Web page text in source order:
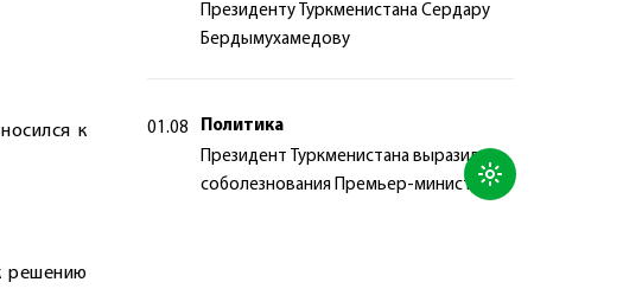
к
решению
Президенту Туркменистана Сердару
Бердымухамедову
01.08
Политика
Президент Туркменистана выразил
соболезнования Премьер-министру